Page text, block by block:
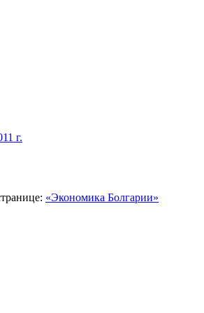
г.
«Экономика Болгарии»